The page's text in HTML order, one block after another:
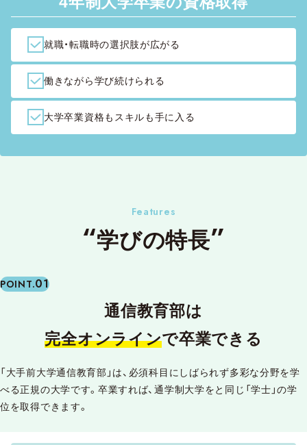
就職・転職時の選択肢が広がる
働きながら学び続けられる
大学卒業資格もスキルも手に入る
Features
学びの特長
POINT.01
通信教育部は
完全オンラインで卒業できる
「大手前大学通信教育部」は、必須科目にしばられず多彩な分野を学
べる正規の大学です。卒業すれば、通学制大学をと同じ「学士」の学
位を取得できます。